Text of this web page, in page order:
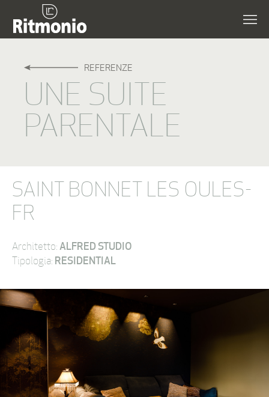
REFERENZE
UNE SUITE
PARENTALE
SAINT BONNET LES OULES-
FR
Architetto: ALFRED STUDIO
Tipologia: RESIDENTIAL